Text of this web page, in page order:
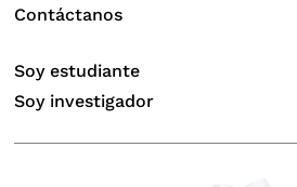
Contáctanos
Soy estudiante
Soy investigador